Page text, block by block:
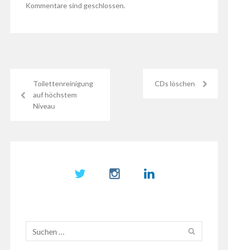
Kommentare sind geschlossen.
Toilettenreinigung
auf höchstem
Niveau
CDs löschen